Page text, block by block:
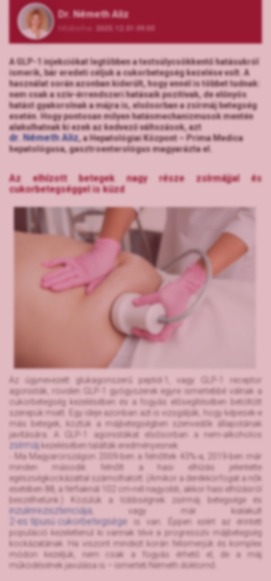
Dr. Németh Aliz
2025.12.01 09:05
A GLP-1 injekciókat legtöbben a testsúlycsökkentő hatásukról
ismerik, bár eredeti céljuk a cukorbetegség kezelése volt. A
használat során azonban kiderült, hogy ennél is többet tudnak:
nem csak a szív-érrendszeri hatásaik pozitívak, de előnyös
hatást gyakorolnak a májra is, elsősorban a zsírmáj betegség
esetén. Hogy pontosan milyen hatásmechanizmusok mentén
alakulhatnak ki ezek az kedvező változások, azt
dr. Németh Aliz, a Hepatológiai Központ – Prima Medica
hepatológusa, gasztroenterológus magyarázta el.
Az elhízott betegek nagy része zsírmájjal és
cukorbetegséggel is küzd
Az úgynevezett glukagonszerű peptid-1, vagy GLP-1 receptor
agonisták, röviden GLP-1 gyógyszerek egyre ismertebbé válnak a
cukorbetegség kezelésében és a fogyás elősegítésében betöltött
szerepük miatt. Egy ideje azonban azt is vizsgálják, hogy képesek-e
más betegek, köztük a májbetegségben szenvedők állapotának
javítására. A GLP-1 agonistákat elsősorban a nem-alkoholos
zsírmáj kezelésében találták eredményesnek.
- Ma Magyarországon 2009-ben a felnőttek 43%-a, 2019-ben már
minden második felnőtt a hasi elhízás jelentette
egészségkockázattal számolhatott. (Amikor a derékkörfogat a nők
esetében 88, a férfiaknál 102 cm-nél nagyobb, akkor hasi elhízásról
beszélhetünk.) Közülük a többségnek zsírmáj betegsége és
inzulinrezisztenciája, vagy már kialakult
2-es típusú cukorbetegsége is van. Éppen ezért az érintett
populáció kezeletlenül ki vannak téve a progresszív májbetegség
kockázatának. Ha viszont mindezt korán felismerjük és komplex
módon kezeljük, nem csak a fogyás érhető el, de a máj
működésének javulása is – ismerteti Németh doktornő.